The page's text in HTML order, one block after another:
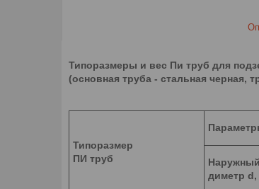
Типоразмеры и вес Пи труб для
(основная труба - стальная черная,
Типоразмер
ПИ труб
Наружный
диметр